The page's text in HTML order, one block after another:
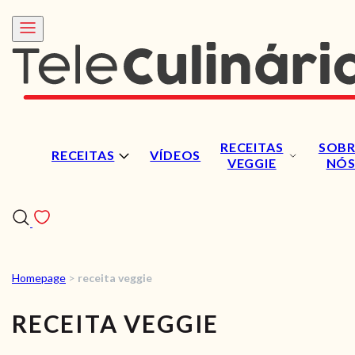
RECEITAS VÍDEOS
RECEITAS
VEGGIE
NÓS
VÍDEOS
Homepage > receita veggie
RECEITA VEGGIE